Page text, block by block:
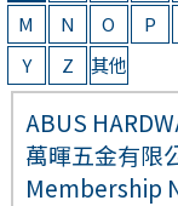
M
N O P
Y
Z 其他
ABUS
萬暉五金有限
Membership